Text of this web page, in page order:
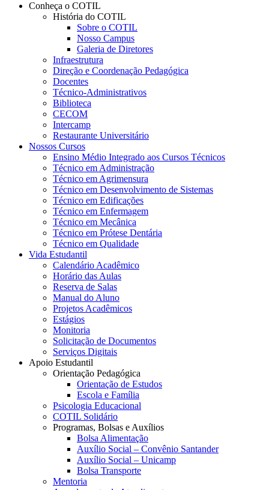
Conheça o COTIL
História do COTIL
Sobre o COTIL
Nosso Campus
Galeria de Diretores
Infraestrutura
Direção e Coordenação Pedagógica
Docentes
Técnico-Administrativos
Biblioteca
CECOM
Intercamp
Restaurante Universitário
Nossos Cursos
Ensino Médio Integrado aos Cursos Técnicos
Técnico em Administração
Técnico em Agrimensura
Técnico em Desenvolvimento de Sistemas
Técnico em Edificações
Técnico em Enfermagem
Técnico em Mecânica
Técnico em Prótese Dentária
Técnico em Qualidade
Vida Estudantil
Calendário Acadêmico
Horário das Aulas
Reserva de Salas
Manual do Aluno
Projetos Acadêmicos
Estágios
Monitoria
Solicitação de Documentos
Serviços Digitais
Apoio Estudantil
Orientação Pedagógica
Orientação de Estudos
Escola e Família
Psicologia Educacional
COTIL Solidário
Programas, Bolsas e Auxílios
Bolsa Alimentação
Auxílio Social – Convênio Santander
Auxílio Social – Unicamp
Bolsa Transporte
Mentoria